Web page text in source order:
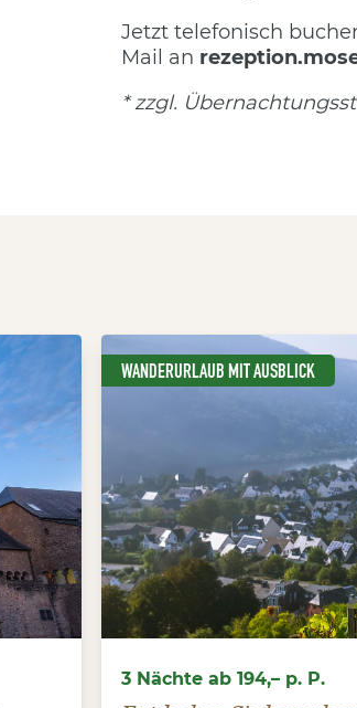
Jetzt telefonisch
Mail an
*zzgl.
WANDERURLAUB MIT AUSBLICK
3 Nächte ab 194,– p. P.